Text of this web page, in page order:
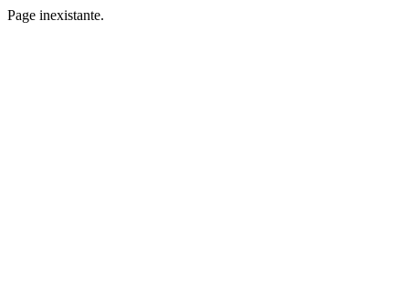
Page inexistante.